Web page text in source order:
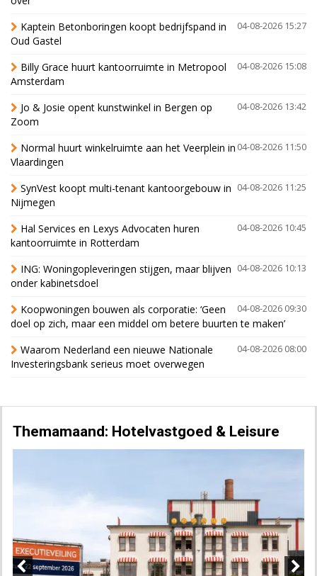
04-08-2026 15:27
Kaptein Betonboringen koopt bedrijfspand in
Oud Gastel
04-08-2026 15:08
Billy Grace huurt kantoorruimte in Metropool
Amsterdam
04-08-2026 13:42
Jo & Josie opent kunstwinkel in Bergen op
Zoom
04-08-2026 11:50
Normal huurt winkelruimte aan het Veerplein in
Vlaardingen
04-08-2026 11:25
SynVest koopt multi-tenant kantoorgebouw in
Nijmegen
04-08-2026 10:45
Hal Services en Lexys Advocaten huren
kantoorruimte in Rotterdam
04-08-2026 10:13
ING: Woningopleveringen stijgen, maar blijven
onder kabinetsdoel
04-08-2026 09:30
Koopwoningen bouwen als corporatie: ‘Geen
doel op zich, maar een middel om betere buurten te maken’
04-08-2026 08:00
Waarom Nederland een nieuwe Nationale
Investeringsbank serieus moet overwegen
Themamaand: Hotelvastgoed & Leisure